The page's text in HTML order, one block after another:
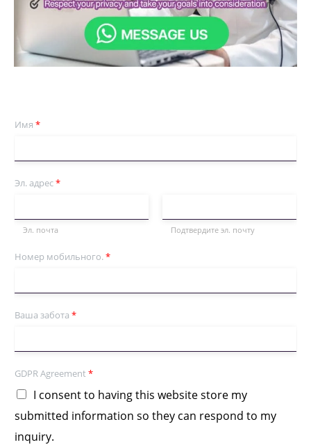
Имя *
Эл. адрес*
Эл. почта Подтвердите эл. почту
Номер мобильного.*
Ваша забота *
GDPR Agreement *
I consent to having this website store my
submitted information so they can respond to my
inquiry.